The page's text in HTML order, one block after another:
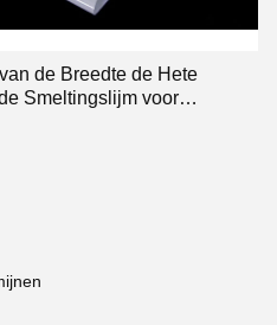
de Breedte de Hete
Smeltingslijm voor